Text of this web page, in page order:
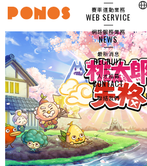
PONOS
賽車運動業務
WEB SERVICE
網路服務業務
NEWS
最新消息
RECRUIT
人才招募
CONTACT
聯絡我們